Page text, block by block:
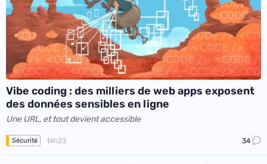
Vibe coding : des milliers de web apps exposent
des données sensibles en ligne
Une URL, et tout devient accessible
Sécurité 14h23 34